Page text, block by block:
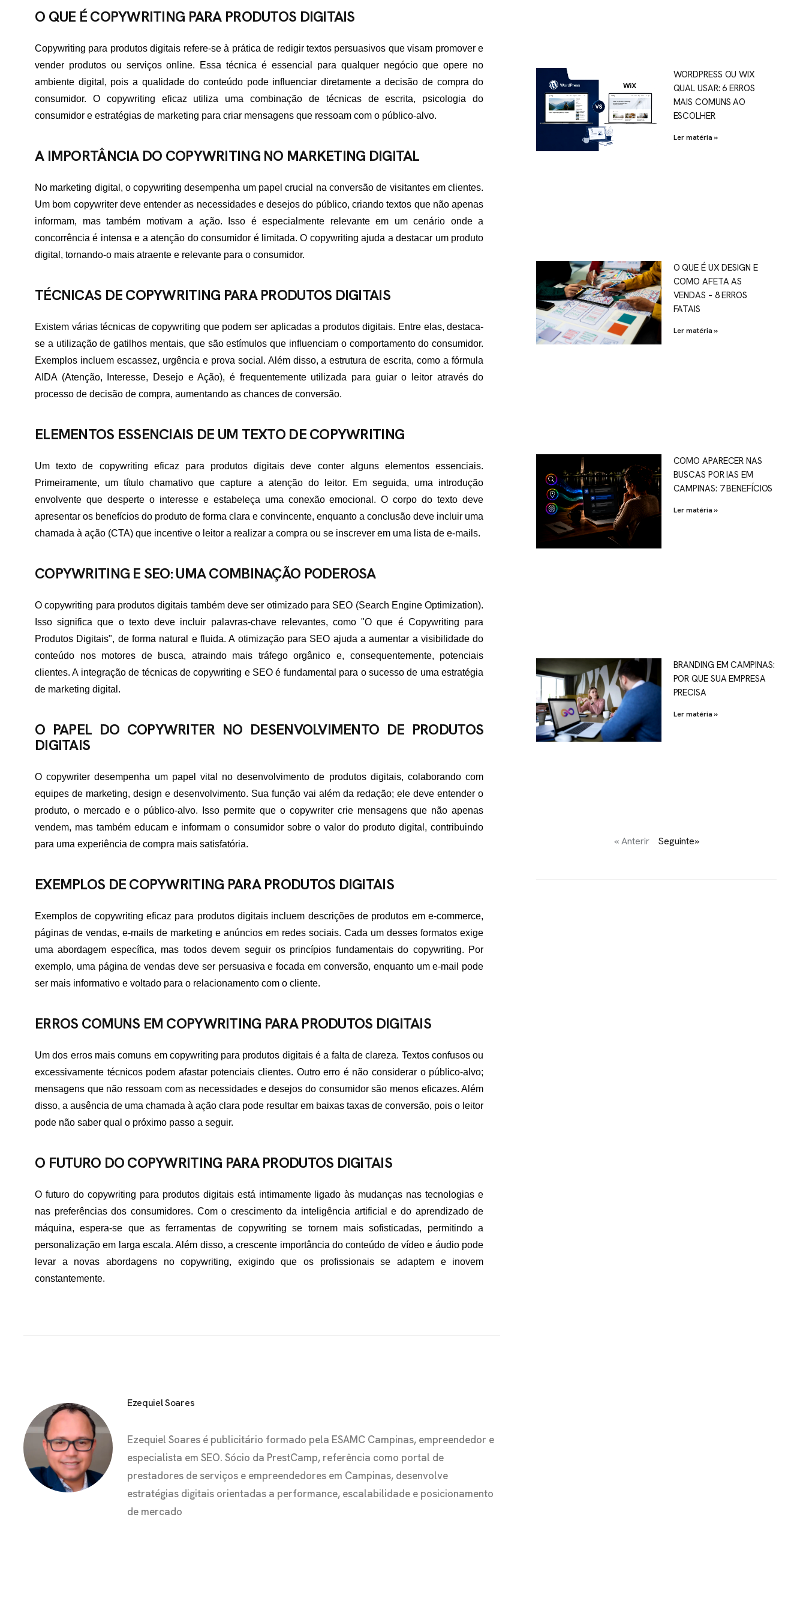
ATENDIDAS
NÓS
FALE CONOSCO
contato@eamidiadigital.com.br
O QUE É COPYWRITING PARA PRODUTOS DIGITAIS
Copywriting para produtos digitais refere-se à prática de redigir textos persuasivos que visam promover e
vender produtos ou serviços online. Essa técnica é essencial para qualquer negócio que opere no
ambiente digital, pois a qualidade do conteúdo pode influenciar diretamente a decisão de compra do
consumidor. O copywriting eficaz utiliza uma combinação de técnicas de escrita, psicologia do
consumidor e estratégias de marketing para criar mensagens que ressoam com o público-alvo.
A IMPORTÂNCIA DO COPYWRITING NO MARKETING DIGITAL
No marketing digital, o copywriting desempenha um papel crucial na conversão de visitantes em clientes.
Um bom copywriter deve entender as necessidades e desejos do público, criando textos que não apenas
informam, mas também motivam a ação. Isso é especialmente relevante em um cenário onde a
concorrência é intensa e a atenção do consumidor é limitada. O copywriting ajuda a destacar um produto
digital, tornando-o mais atraente e relevante para o consumidor.
TÉCNICAS DE COPYWRITING PARA PRODUTOS DIGITAIS
Existem várias técnicas de copywriting que podem ser aplicadas a produtos digitais. Entre elas, destaca-
se a utilização de gatilhos mentais, que são estímulos que influenciam o comportamento do consumidor.
Exemplos incluem escassez, urgência e prova social. Além disso, a estrutura de escrita, como a fórmula
AIDA (Atenção, Interesse, Desejo e Ação), é frequentemente utilizada para guiar o leitor através do
processo de decisão de compra, aumentando as chances de conversão.
ELEMENTOS ESSENCIAIS DE UM TEXTO DE COPYWRITING
Um texto de copywriting eficaz para produtos digitais deve conter alguns elementos essenciais.
Primeiramente, um título chamativo que capture a atenção do leitor. Em seguida, uma introdução
envolvente que desperte o interesse e estabeleça uma conexão emocional. O corpo do texto deve
apresentar os benefícios do produto de forma clara e convincente, enquanto a conclusão deve incluir uma
chamada à ação (CTA) que incentive o leitor a realizar a compra ou se inscrever em uma lista de e-mails.
COPYWRITING E SEO: UMA COMBINAÇÃO PODEROSA
O copywriting para produtos digitais também deve ser otimizado para SEO (Search Engine Optimization).
Isso significa que o texto deve incluir palavras-chave relevantes, como "O que é Copywriting para
Produtos Digitais", de forma natural e fluida. A otimização para SEO ajuda a aumentar a visibilidade do
conteúdo nos motores de busca, atraindo mais tráfego orgânico e, consequentemente, potenciais
clientes. A integração de técnicas de copywriting e SEO é fundamental para o sucesso de uma estratégia
de marketing digital.
O PAPEL DO COPYWRITER NO DESENVOLVIMENTO DE PRODUTOS
DIGITAIS
O copywriter desempenha um papel vital no desenvolvimento de produtos digitais, colaborando com
equipes de marketing, design e desenvolvimento. Sua função vai além da redação; ele deve entender o
produto, o mercado e o público-alvo. Isso permite que o copywriter crie mensagens que não apenas
vendem, mas também educam e informam o consumidor sobre o valor do produto digital, contribuindo
para uma experiência de compra mais satisfatória.
EXEMPLOS DE COPYWRITING PARA PRODUTOS DIGITAIS
Exemplos de copywriting eficaz para produtos digitais incluem descrições de produtos em e-commerce,
páginas de vendas, e-mails de marketing e anúncios em redes sociais. Cada um desses formatos exige
uma abordagem específica, mas todos devem seguir os princípios fundamentais do copywriting. Por
exemplo, uma página de vendas deve ser persuasiva e focada em conversão, enquanto um e-mail pode
ser mais informativo e voltado para o relacionamento com o cliente.
ERROS COMUNS EM COPYWRITING PARA PRODUTOS DIGITAIS
Um dos erros mais comuns em copywriting para produtos digitais é a falta de clareza. Textos confusos ou
excessivamente técnicos podem afastar potenciais clientes. Outro erro é não considerar o público-alvo;
mensagens que não ressoam com as necessidades e desejos do consumidor são menos eficazes. Além
disso, a ausência de uma chamada à ação clara pode resultar em baixas taxas de conversão, pois o leitor
pode não saber qual o próximo passo a seguir.
O FUTURO DO COPYWRITING PARA PRODUTOS DIGITAIS
O futuro do copywriting para produtos digitais está intimamente ligado às mudanças nas tecnologias e
nas preferências dos consumidores. Com o crescimento da inteligência artificial e do aprendizado de
máquina, espera-se que as ferramentas de copywriting se tornem mais sofisticadas, permitindo a
personalização em larga escala. Além disso, a crescente importância do conteúdo de vídeo e áudio pode
levar a novas abordagens no copywriting, exigindo que os profissionais se adaptem e inovem
constantemente.
Ezequiel Soares
Ezequiel Soares é publicitário formado pela ESAMC Campinas, empreendedor e
especialista em SEO. Sócio da PrestCamp, referência como portal de
prestadores de serviços e empreendedores em Campinas, desenvolve
estratégias digitais orientadas a performance, escalabilidade e posicionamento
de mercado
WORDPRESS OU WIX
QUAL USAR: 6 ERROS
MAIS COMUNS AO
ESCOLHER
Ler matéria »
O QUE É UX DESIGN E
COMO AFETA AS
VENDAS – 8 ERROS
FATAIS
Ler matéria »
COMO APARECER NAS
BUSCAS POR IAS EM
CAMPINAS: 7 BENEFÍCIOS
Ler matéria »
BRANDING EM CAMPINAS:
POR QUE SUA EMPRESA
PRECISA
Ler matéria »
« Anterir Seguinte»